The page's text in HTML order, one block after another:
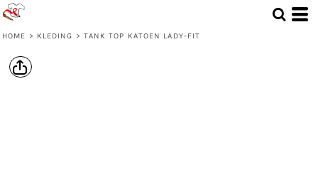
HOME > KLEDING > TANK TOP KATOEN LADY-FIT